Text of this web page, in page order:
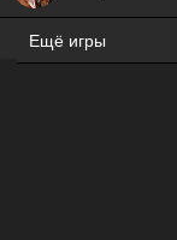
Ещё игры